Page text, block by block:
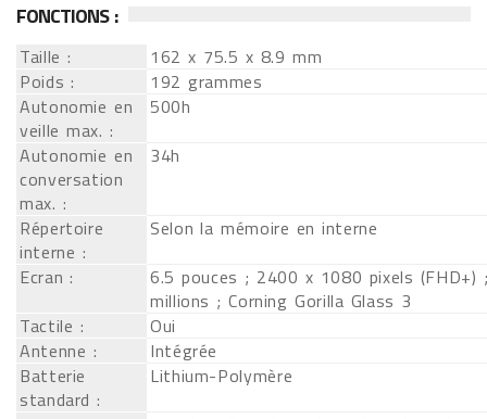
FONCTIONS :
Taille :
162 x 75.5 x 8.9 mm
Poids :
192 grammes
Autonomie en
veille max. :
500h
Autonomie en
conversation
max. :
34h
Répertoire
interne :
Selon la mémoire en interne
Ecran :
6.5 pouces ; 2400 x 1080 pixels (FHD+)
millions ; Corning Gorilla Glass 3
Tactile :
Oui
Antenne :
Intégrée
Batterie
standard :
Lithium-Polymère